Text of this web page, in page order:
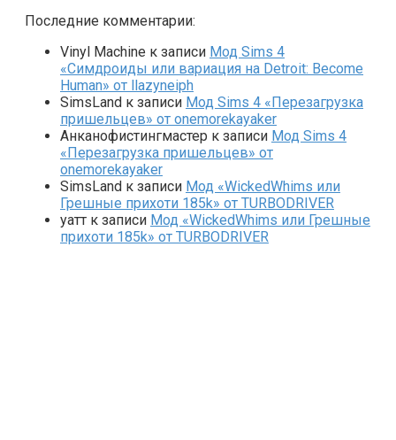
Последние комментарии:
Vinyl Machine к записи Мод Sims 4
«Симдроиды или вариация на Detroit: Become
Human» от llazyneiph
SimsLand к записи Мод Sims 4 «Перезагрузка
пришельцев» от onemorekayaker
Анканофистингмастер к записи Мод Sims 4
«Перезагрузка пришельцев» от
onemorekayaker
SimsLand к записи Мод «WickedWhims или
Грешные прихоти 185k» от TURBODRIVER
yaтт к записи Мод «WickedWhims или Грешные
прихоти 185k» от TURBODRIVER